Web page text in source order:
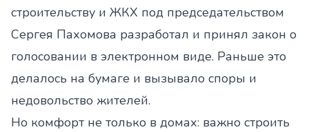
строительству и ЖКХ под председательством
Сергея Пахомова разработал и принял закон о
голосовании в электронном виде. Раньше это
делалось на бумаге и вызывало споры и
недовольство жителей.
Но комфорт не только в домах: важно строить